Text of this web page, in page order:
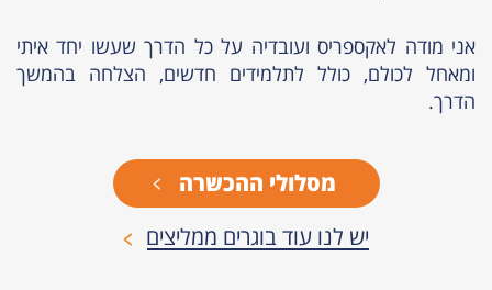
אני מודה לאקספריס ועובדיה על כל הדרך שעשו יחד איתי
ומאחל לכולם, כולל לתלמידים חדשים, הצלחה בהמשך
הדרך.
מסלולי ההכשרה
יש לנו עוד בוגרים ממליצים